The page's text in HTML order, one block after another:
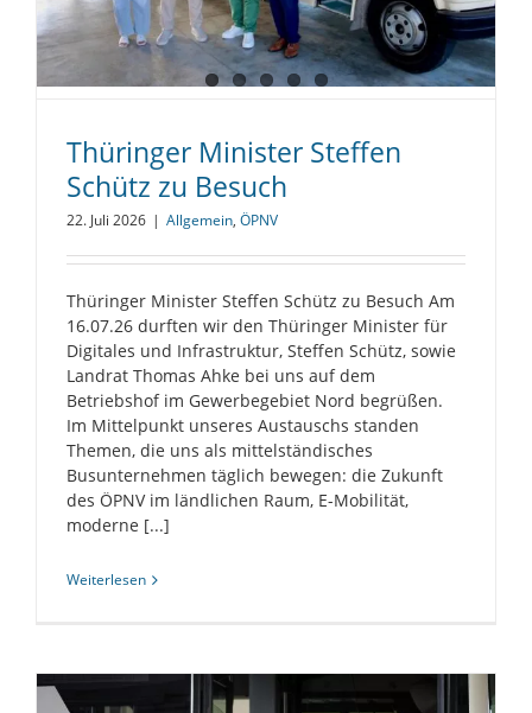
Thüringer Minister Steffen
Schütz zu Besuch
22. Juli 2026 | Allgemein, ÖPNV
Thüringer Minister Steffen Schütz zu Besuch Am
16.07.26 durften wir den Thüringer Minister für
Digitales und Infrastruktur, Steffen Schütz, sowie
Landrat Thomas Ahke bei uns auf dem
Betriebshof im Gewerbegebiet Nord begrüßen.
Im Mittelpunkt unseres Austauschs standen
Themen, die uns als mittelständisches
Busunternehmen täglich bewegen: die Zukunft
des ÖPNV im ländlichen Raum, E-Mobilität,
moderne [...]
Weiterlesen